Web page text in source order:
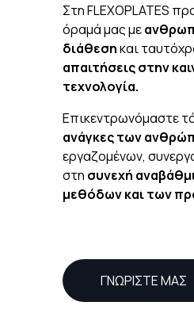
Στη FLEXOPLATES
όραμά μας με
διάθεσηκαι
απαιτήσεις στην
τεχνολογία.
Επικεντρωνόμαστε
ανάγκες των
εργαζομένων,
στη συνεχή
μεθόδων και των
ΓΝΩΡΙΣΤΕ ΜΑΣ